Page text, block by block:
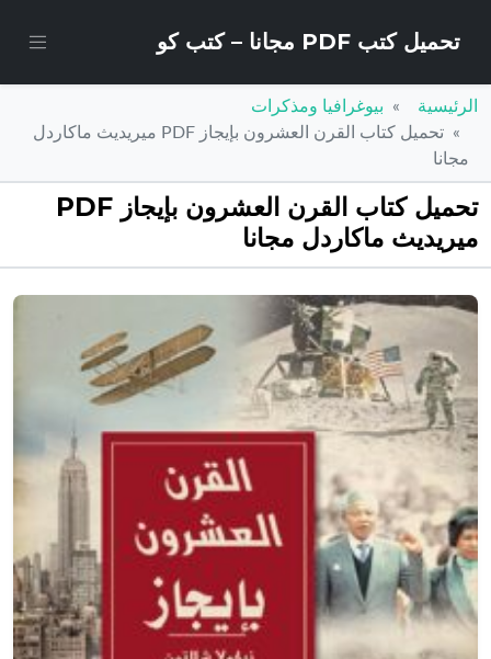
تحميل كتب PDF مجانا – كتب كو
الرئيسية
بيوغرافيا ومذكرات
تحميل كتاب القرن العشرون بإيجاز PDF ميريديث ماكاردل
مجانا
تحميل كتاب القرن العشرون بإيجاز PDF
ميريديث ماكاردل مجانا